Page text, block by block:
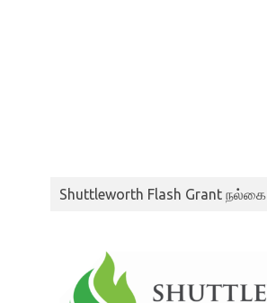
Shuttleworth Flash Grant நல்கை